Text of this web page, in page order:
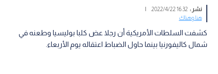
نشر :16:32 2022/4/22
|
هنا وهناك
كشفت السلطات الأمريكية أن رجلا عض كلبا بوليسيا وطعنه في
شمال كاليفورنيا بينما حاول الضباط اعتقاله يوم الأربعاء.